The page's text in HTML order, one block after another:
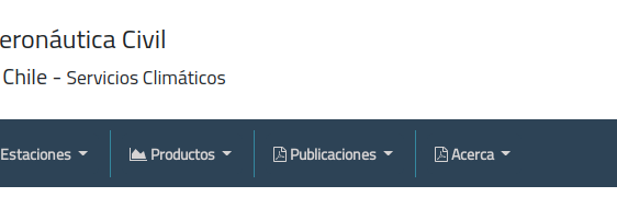
Estaciones Productos Publicaciones Acerca